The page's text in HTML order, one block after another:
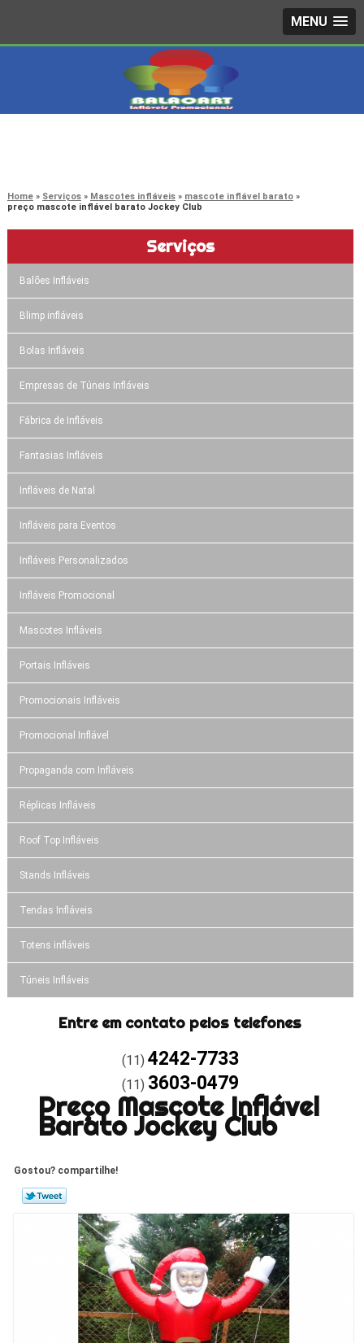
MENU
Home Serviços Mascotes infláveis
mascote inflável barato
preço mascote inflável barato Jockey Club
Serviços
Balões Infláveis
Blimp infláveis
Bolas Infláveis
Empresas de Túneis Infláveis
Fábrica de Infláveis
Fantasias Infláveis
Infláveis de Natal
Infláveis para Eventos
Infláveis Personalizados
Infláveis Promocional
Mascotes Infláveis
Portais Infláveis
Promocionais Infláveis
Promocional Inflável
Propaganda com Infláveis
Réplicas Infláveis
Roof Top Infláveis
Stands Infláveis
Tendas Infláveis
Totens infláveis
Túneis Infláveis
Entre em contato pelos telefones
(11) 4242-7733
(11) 3603-0479
Preço Mascote Inflável
Barato Jockey Club
Gostou? compartilhe!